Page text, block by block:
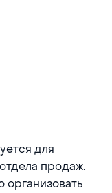
для
продаж.